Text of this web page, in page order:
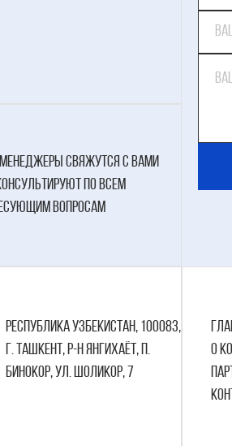
свяжутся с вами
по всем
вопросам
Республика Узбекистан, 100083,
г. Ташкент, р-н Янгихаёт, п.
Бинокор, ул. Шоликор, 7
О